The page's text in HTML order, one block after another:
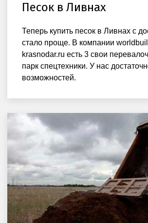
Песок в Ливнах
Теперь купить песок в Ливнах с
стало проще. В компании
krasnodar.ru есть 3 свои
парк спецтехники. У нас
возможностей.